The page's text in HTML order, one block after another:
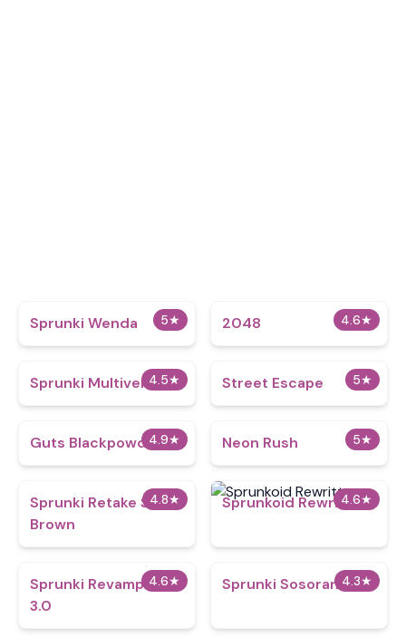
5★
Sprunki Wenda 4.6★
2048
4.5★
Sprunki Multiverse 5★
Street Escape
4.9★
Guts Blackpowder 5★
Neon Rush
4.8★
Sprunki Retake Shai
Brown
4.6★
Sprunkoid Rewritten
4.6★
Sprunki Revamped
3.0
4.3★
Sprunki Sosoranki